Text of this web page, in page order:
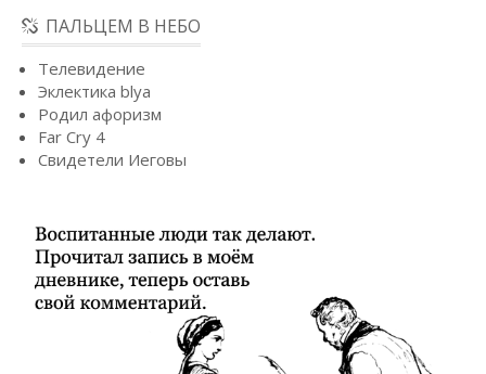
ПАЛЬЦЕМ В НЕБО
Телевидение
Эклектика blya
Родил афоризм
Far Cry 4
Свидетели Иеговы